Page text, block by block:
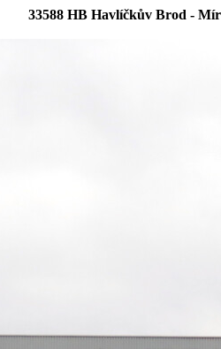
33588 HB Havlíčkův Brod -